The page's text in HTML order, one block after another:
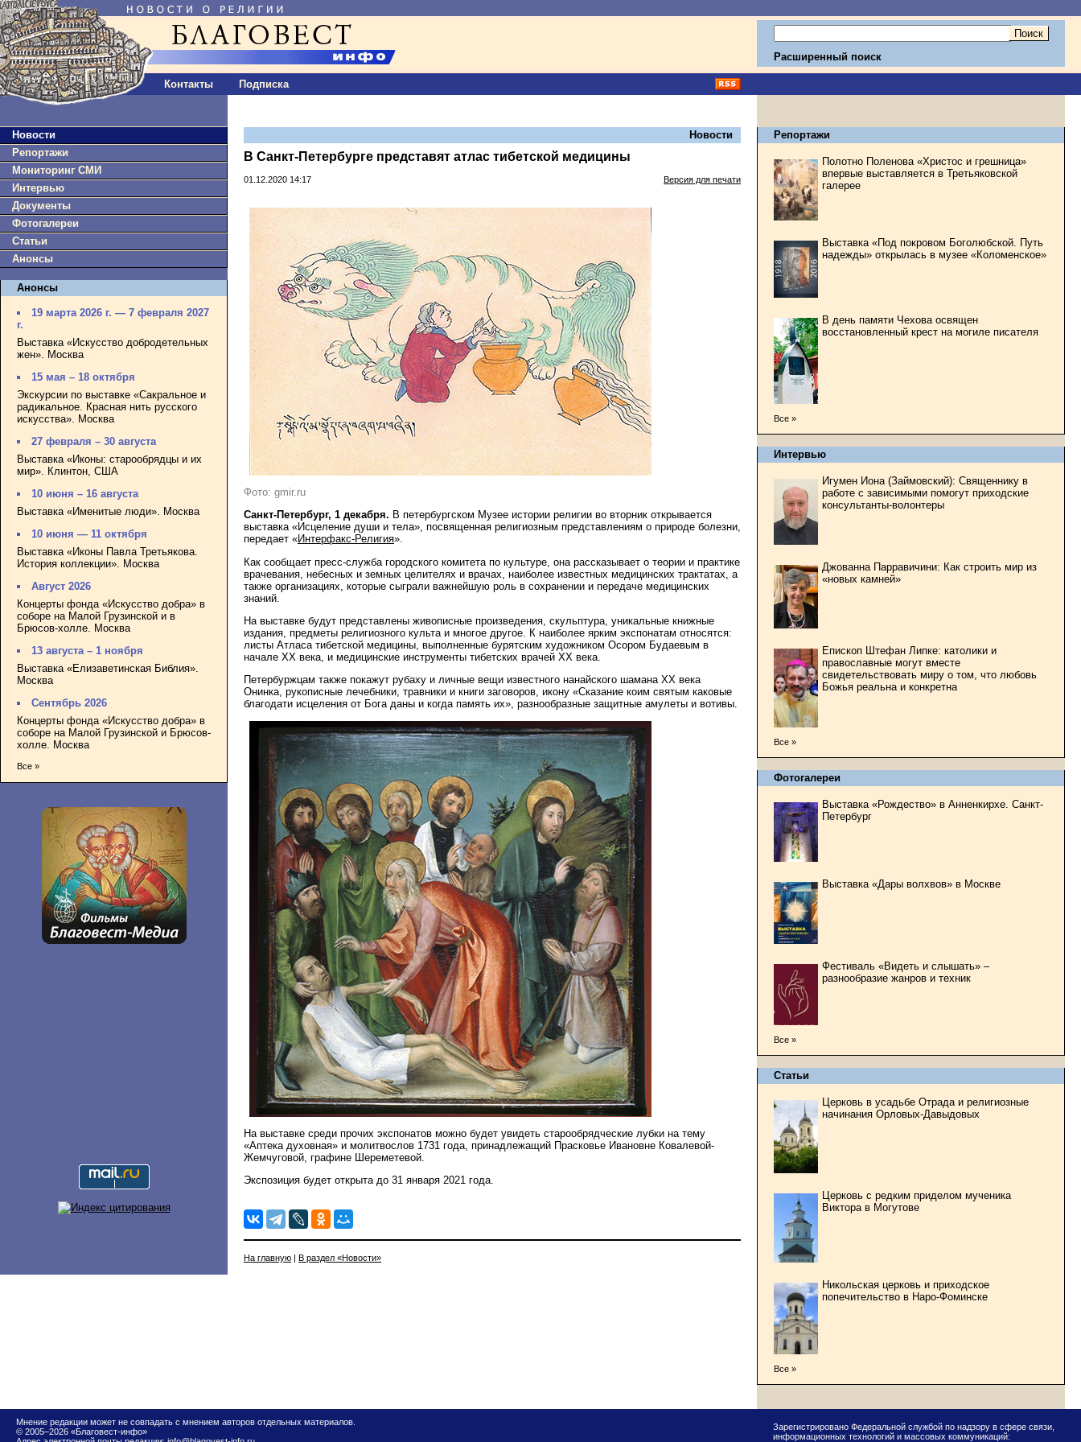
Контакты Подписка
Расширенный поиск
Новости
Репортажи
Мониторинг СМИ
Интервью
Документы
Фотогалереи
Статьи
Анонсы
Анонсы
19 марта 2026 г. — 7 февраля 2027
г.
Выставка «Искусство добродетельных
жен». Москва
15 мая – 18 октября
Экскурсии по выставке «Сакральное и
радикальное. Красная нить русского
искусства». Москва
27 февраля – 30 августа
Выставка «Иконы: старообрядцы и их
мир». Клинтон, США
10 июня – 16 августа
Выставка «Именитые люди». Москва
10 июня — 11 октября
Выставка «Иконы Павла Третьякова.
История коллекции». Москва
Август 2026
Концерты фонда «Искусство добра» в
соборе на Малой Грузинской и в
Брюсов-холле. Москва
13 августа – 1 ноября
Выставка «Елизаветинская Библия».
Москва
Сентябрь 2026
Концерты фонда «Искусство добра» в
соборе на Малой Грузинской и Брюсов-
холле. Москва
Все »
Новости
В Санкт-Петербурге представят атлас тибетской медицины
01.12.2020 14:17 Версия для печати
Фото: gmir.ru
Санкт-Петербург, 1 декабря. В петербургском Музее истории религии во вторник открывается
выставка «Исцеление души и тела», посвященная религиозным представлениям о природе болезни,
передает «Интерфакс-Религия».
Как сообщает пресс-служба городского комитета по культуре, она рассказывает о теории и практике
врачевания, небесных и земных целителях и врачах, наиболее известных медицинских трактатах, а
также организациях, которые сыграли важнейшую роль в сохранении и передаче медицинских
знаний.
На выставке будут представлены живописные произведения, скульптура, уникальные книжные
издания, предметы религиозного культа и многое другое. К наиболее ярким экспонатам относятся:
листы Атласа тибетской медицины, выполненные бурятским художником Осором Будаевым в
начале ХХ века, и медицинские инструменты тибетских врачей ХХ века.
Петербуржцам также покажут рубаху и личные вещи известного нанайского шамана ХХ века
Онинка, рукописные лечебники, травники и книги заговоров, икону «Сказание коим святым каковые
благодати исцеления от Бога даны и когда память их», разнообразные защитные амулеты и вотивы.
На выставке среди прочих экспонатов можно будет увидеть старообрядческие лубки на тему
«Аптека духовная» и молитвослов 1731 года, принадлежащий Прасковье Ивановне Ковалевой-
Жемчуговой, графине Шереметевой.
Экспозиция будет открыта до 31 января 2021 года.
На главную | В раздел «Новости»
Репортажи
Полотно Поленова «Христос и грешница»
впервые выставляется в Третьяковской
галерее
Выставка «Под покровом Боголюбской. Путь
надежды» открылась в музее «Коломенское»
В день памяти Чехова освящен
восстановленный крест на могиле писателя
Все »
Интервью
Игумен Иона (Займовский): Священнику в
работе с зависимыми помогут приходские
консультанты-волонтеры
Джованна Парравичини: Как строить мир из
«новых камней»
Епископ Штефан Липке: католики и
православные могут вместе
свидетельствовать миру о том, что любовь
Божья реальна и конкретна
Все »
Фотогалереи
Выставка «Рождество» в Анненкирхе. Санкт-
Петербург
Выставка «Дары волхвов» в Москве
Фестиваль «Видеть и слышать» –
разнообразие жанров и техник
Все »
Статьи
Церковь в усадьбе Отрада и религиозные
начинания Орловых-Давыдовых
Церковь с редким приделом мученика
Виктора в Могутове
Никольская церковь и приходское
попечительство в Наро-Фоминске
Все »
Мнение редакции может не совпадать с мнением авторов отдельных материалов.
© 2005–2026 «Благовест-инфо»
Зарегистрировано Федеральной службой по надзору в сфере связи,
информационных технологий и массовых коммуникаций: